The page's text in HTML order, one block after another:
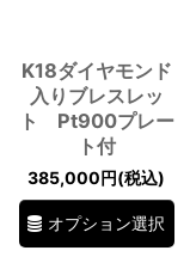
K18ダイヤモンド
入りブレスレッ
ト Pt900プレー
ト付
385,000円(税込)
オプション選択